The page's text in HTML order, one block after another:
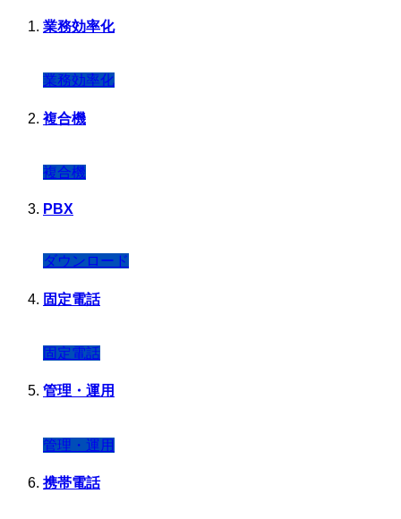
業務効率化
業務効率化
複合機
複合機
PBX
ダウンロード
固定電話
固定電話
管理・運用
管理・運用
携帯電話